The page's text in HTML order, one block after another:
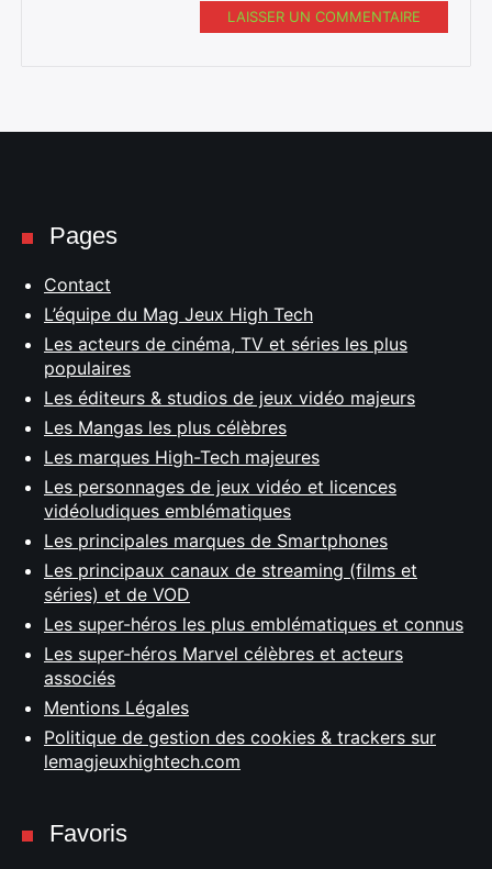
LAISSER UN COMMENTAIRE
Pages
Contact
L’équipe du Mag Jeux High Tech
Les acteurs de cinéma, TV et séries les plus
populaires
Les éditeurs & studios de jeux vidéo majeurs
Les Mangas les plus célèbres
Les marques High-Tech majeures
Les personnages de jeux vidéo et licences
vidéoludiques emblématiques
Les principales marques de Smartphones
Les principaux canaux de streaming (films et
séries) et de VOD
Les super-héros les plus emblématiques et connus
Les super-héros Marvel célèbres et acteurs
associés
Mentions Légales
Politique de gestion des cookies & trackers sur
lemagjeuxhightech.com
Favoris